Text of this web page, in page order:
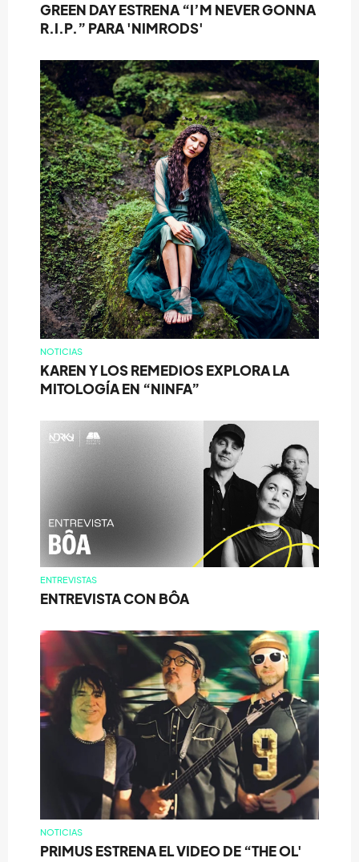
GREEN DAY ESTRENA “I’M NEVER GONNA
R.I.P.” PARA 'NIMRODS'
NOTICIAS
KAREN Y LOS REMEDIOS EXPLORA LA
MITOLOGÍA EN “NINFA”
ENTREVISTAS
ENTREVISTA CON BÔA
NOTICIAS
PRIMUS ESTRENA EL VIDEO DE “THE OL'